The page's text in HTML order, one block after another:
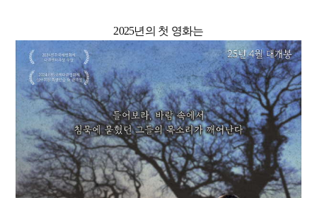
2025년의 첫 영화는